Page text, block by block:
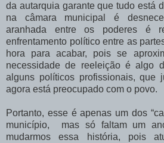
da autarquia garante que tudo está
na câmara municipal é
aranhada entre os poderes é
enfrentamento político entre as
hora para acabar, pois se
necessidade de reeleição é algo
alguns políticos profissionais, que
agora está preocupado com o povo.
Portanto, esse é apenas um dos
município, mas só faltam um
mudarmos essa história, pois